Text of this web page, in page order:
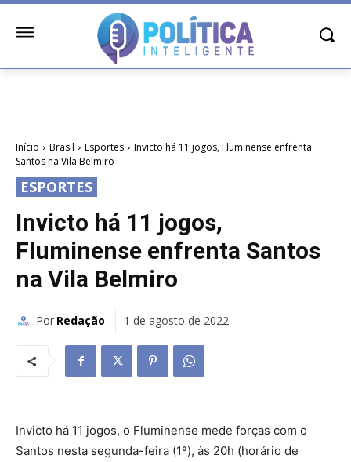
Início Brasil Esportes
Invicto há 11 jogos, Fluminense enfrenta
Santos na Vila Belmiro
ESPORTES
Invicto há 11 jogos,
Fluminense enfrenta Santos
na Vila Belmiro
Por Redação 1 de agosto de 2022
Invicto há 11 jogos, o Fluminense mede forças com o
Santos nesta segunda-feira (1º), às 20h (horário de